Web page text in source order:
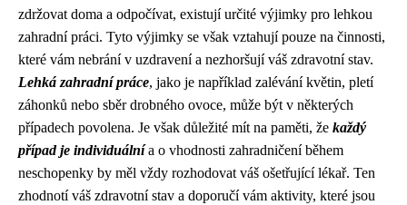
zdržovat doma a odpočívat, existují určité výjimky pro lehkou
zahradní práci. Tyto výjimky se však vztahují pouze na činnosti,
které vám nebrání v uzdravení a nezhoršují váš zdravotní stav.
Lehká zahradní práce, jako je například zalévání květin, pletí
záhonků nebo sběr drobného ovoce, může být v některých
případech povolena. Je však důležité mít na paměti, že každý
případ je individuálnía o vhodnosti zahradničení během
neschopenky by měl vždy rozhodovat váš ošetřující lékař. Ten
zhodnotí váš zdravotní stav a doporučí vám aktivity, které jsou